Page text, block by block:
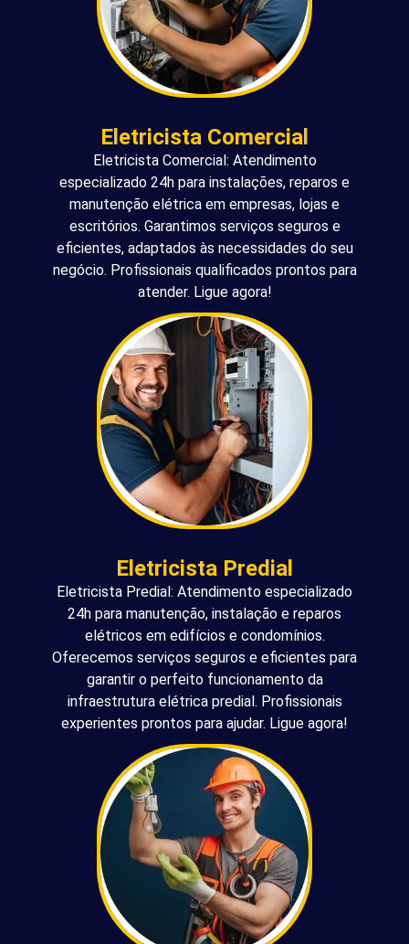
Eletricista Comercial
Eletricista Comercial: Atendimento
especializado 24h para instalações, reparos e
manutenção elétrica em empresas, lojas e
escritórios. Garantimos serviços seguros e
eficientes, adaptados às necessidades do seu
negócio. Profissionais qualificados prontos para
atender. Ligue agora!
Eletricista Predial
Eletricista Predial: Atendimento especializado
24h para manutenção, instalação e reparos
elétricos em edifícios e condomínios.
Oferecemos serviços seguros e eficientes para
garantir o perfeito funcionamento da
infraestrutura elétrica predial. Profissionais
experientes prontos para ajudar. Ligue agora!